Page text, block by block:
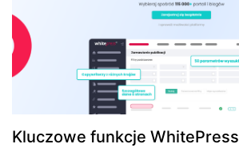
Kluczowe funkcje WhitePress